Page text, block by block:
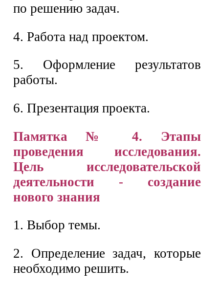
по решению задач.
4. Работа над проектом.
5. Оформление результатов
работы.
6. Презентация проекта.
Памятка № 4. Этапы
проведения исследования.
Цель исследовательской
деятельности - создание
нового знания
1. Выбор темы.
2. Определение задач, которые
необходимо решить.